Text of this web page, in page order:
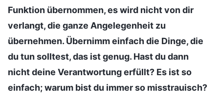
Funktion übernommen, es wird nicht von dir
verlangt, die ganze Angelegenheit zu
übernehmen. Übernimm einfach die Dinge, die
du tun solltest, das ist genug. Hast du dann
nicht deine Verantwortung erfüllt? Es ist so
einfach; warum bist du immer so misstrauisch?